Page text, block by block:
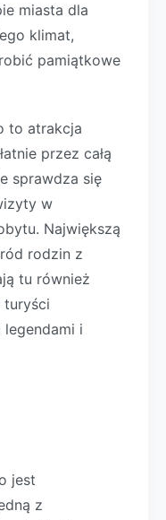
miasta dla
klimat,
pamiątkowe
to atrakcja
przez całą
sprawdza się
w
Największą
rodzin z
tu również
turyści
i
jest
z